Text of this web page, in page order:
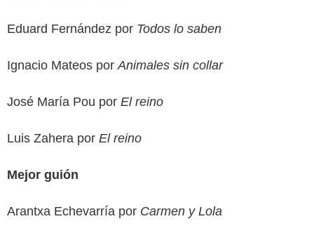
Eduard Fernández por Todos lo saben
Ignacio Mateos por Animales sin collar
José María Pou por El reino
Luis Zahera por El reino
Mejor guión
Arantxa Echevarría por Carmen y Lola